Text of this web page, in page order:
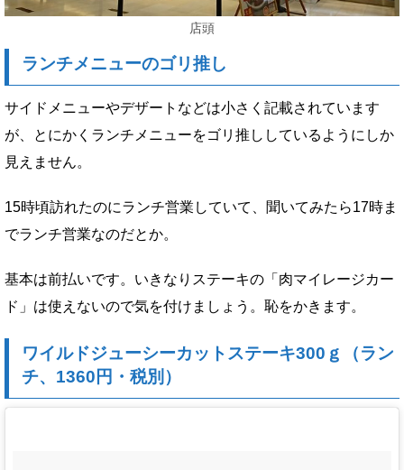
店頭
ランチメニューのゴリ推し
サイドメニューやデザートなどは小さく記載されています
が、とにかくランチメニューをゴリ推ししているようにしか
見えません。
15時頃訪れたのにランチ営業していて、聞いてみたら17時ま
でランチ営業なのだとか。
基本は前払いです。いきなりステーキの「肉マイレージカー
ド」は使えないので気を付けましょう。恥をかきます。
ワイルドジューシーカットステーキ300ｇ（ラン
チ、1360円・税別）